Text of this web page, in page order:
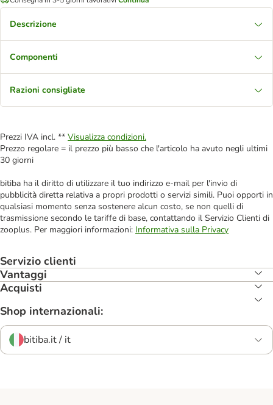
Descrizione
Componenti
Razioni consigliate
Prezzi IVA incl. ** Visualizza condizioni.
Prezzo regolare = il prezzo più basso che l'articolo ha avuto negli ultimi
30 giorni
bitiba ha il diritto di utilizzare il tuo indirizzo e-mail per l'invio di
pubblicità diretta relativa a propri prodotti o servizi simili. Puoi opporti in
qualsiasi momento senza sostenere alcun costo, se non quelli di
trasmissione secondo le tariffe di base, contattando il Servizio Clienti di
zooplus. Per maggiori informazioni: Informativa sulla Privacy
Servizio clienti
Vantaggi
Acquisti
Shop internazionali:
bitiba.it / it